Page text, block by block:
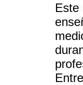
Este